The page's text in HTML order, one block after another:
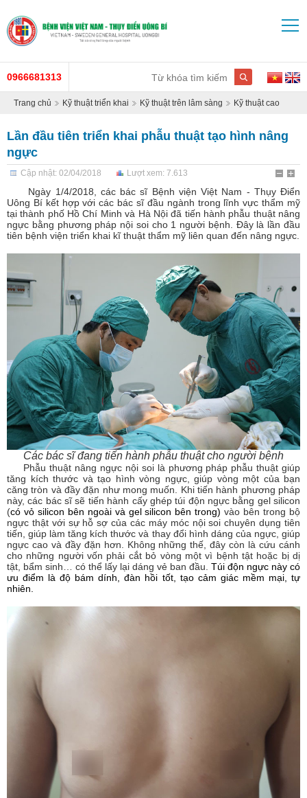
0966681313
Trang chủ Kỹ thuật triển khai Kỹ thuật trên lâm sàng Kỹ thuật cao
Lần đầu tiên triển khai phẫu thuật tạo hình nâng
ngực
Cập nhật: 02/04/2018 Lượt xem: 7.613
Ngày 1/4/2018, các bác sĩ Bệnh viện Việt Nam - Thụy Điển
Uông Bí kết hợp với các bác sĩ đầu ngành trong lĩnh vực thẩm mỹ
tại thành phố Hồ Chí Minh và Hà Nội đã tiến hành phẫu thuật nâng
ngực bằng phương pháp nội soi cho 1 người bệnh. Đây là lần đầu
tiên bệnh viện triển khai kĩ thuật thẩm mỹ liên quan đến nâng ngực.
Các bác sĩ đang tiến hành phẫu thuật cho người bệnh
Phẫu thuật nâng ngực nội soi là phương pháp phẫu thuật giúp
tăng kích thước và tạo hình vòng ngực, giúp vòng một của bạn
căng tròn và đầy đặn như mong muốn. Khi tiến hành phương pháp
này, các bác sĩ sẽ tiến hành cấy ghép túi độn ngực bằng gel silicon
(có vỏ silicon bên ngoài và gel silicon bên trong)vào bên trong bộ
ngực thật với sự hỗ sợ của các máy móc nội soi chuyên dụng tiên
tiến, giúp làm tăng kích thước và thay đổi hình dáng của ngực, giúp
ngực cao và đầy đặn hơn. Không những thế, đây còn là cứu cánh
cho những người vốn phải cắt bỏ vòng một vì bệnh tật hoặc bị dị
tật, bẩm sinh… có thể lấy lại dáng vẻ ban đầu. Túi độn ngực này có
ưu điểm là độ bám dính, đàn hồi tốt, tạo cảm giác mềm mại, tự
nhiên.